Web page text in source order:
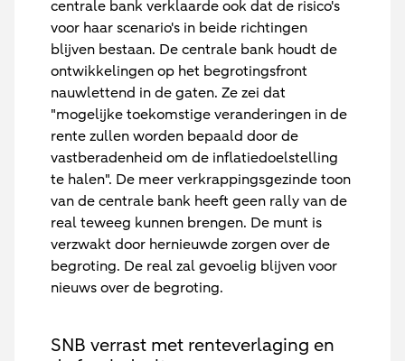
centrale bank verklaarde ook dat de risico's
voor haar scenario's in beide richtingen
blijven bestaan. De centrale bank houdt de
ontwikkelingen op het begrotingsfront
nauwlettend in de gaten. Ze zei dat
"mogelijke toekomstige veranderingen in de
rente zullen worden bepaald door de
vastberadenheid om de inflatiedoelstelling
te halen". De meer verkrappingsgezinde toon
van de centrale bank heeft geen rally van de
real teweeg kunnen brengen. De munt is
verzwakt door hernieuwde zorgen over de
begroting. De real zal gevoelig blijven voor
nieuws over de begroting.
SNB verrast met renteverlaging en